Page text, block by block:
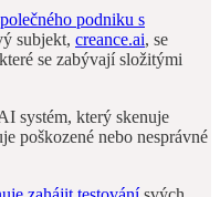
podniku s
subjekt, creance.ai, se
se zabývají složitými
systém, který skenuje
poškozené nebo nesprávné